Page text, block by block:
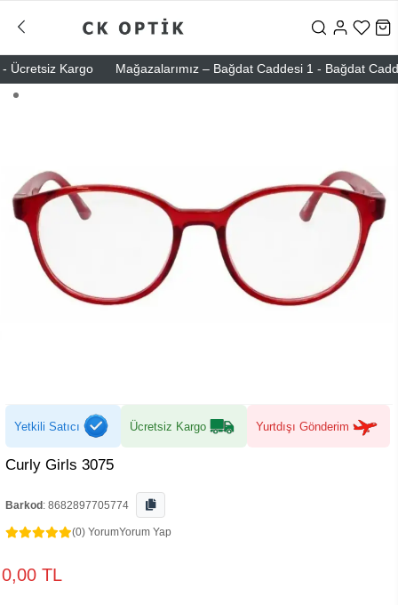
Kargo Mağazalarımız – Bağdat Caddesi 1 - Bağdat
Yetkili Satıcı Ücretsiz Kargo Yurtdışı Gönderim
Curly Girls 3075
Barkod : 8682897705774
(0) YorumYorum Yap
0,00 TL